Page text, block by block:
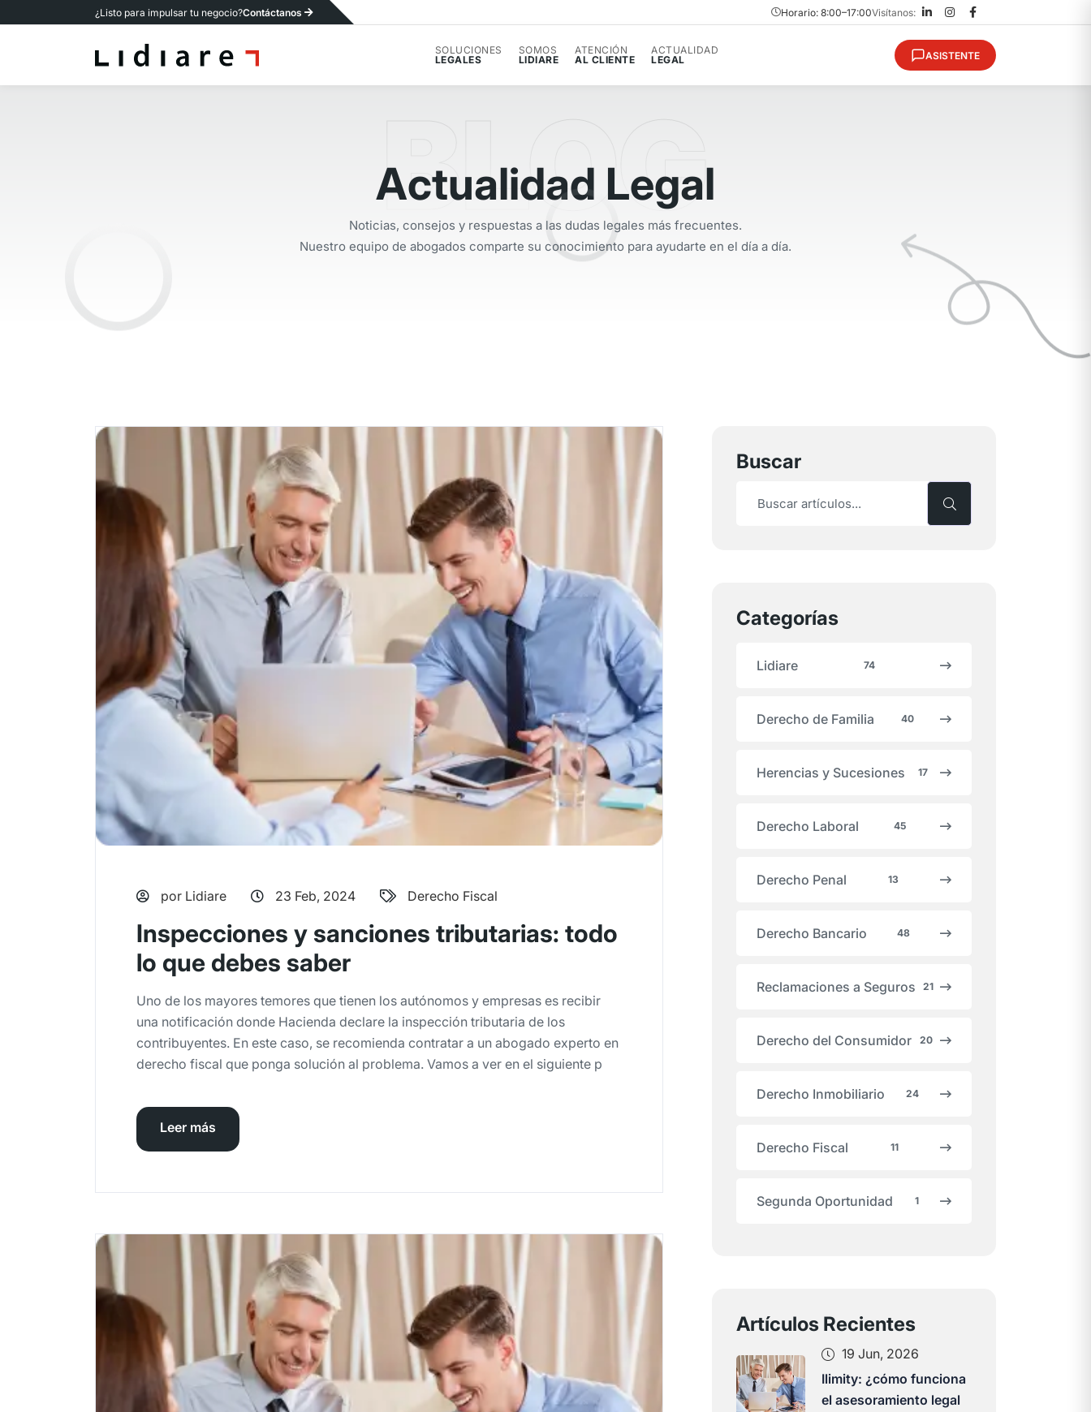
¿Listo para impulsar tu negocio?Contáctanos Horario: 8:00–17:00Visítanos:
SOLUCIONES
LEGALES
SOMOS
LIDIARE
ATENCIÓN
AL CLIENTE
ACTUALIDAD
LEGAL
ASISTENTE
BLOG
Actualidad Legal
Noticias, consejos y respuestas a las dudas legales más frecuentes.
Nuestro equipo de abogados comparte su conocimiento para ayudarte en el día a día.
por Lidiare 23 Feb, 2024 Derecho Fiscal
Inspecciones y sanciones tributarias: todo
lo que debes saber
Uno de los mayores temores que tienen los autónomos y empresas es recibir
una notificación donde Hacienda declare la inspección tributaria de los
contribuyentes. En este caso, se recomienda contratar a un abogado experto en
derecho fiscal que ponga solución al problema. Vamos a ver en el siguiente p
Leer más
Buscar
Categorías
Lidiare 74
Derecho de Familia 40
Herencias y Sucesiones 17
Derecho Laboral 45
Derecho Penal 13
Derecho Bancario 48
Reclamaciones a Seguros 21
Derecho del Consumidor 20
Derecho Inmobiliario 24
Derecho Fiscal 11
Segunda Oportunidad 1
Artículos Recientes
19 Jun, 2026
Ilimity: ¿cómo funciona
el asesoramiento legal